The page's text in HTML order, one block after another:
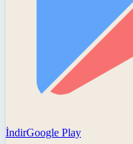
İndirGoogle Play